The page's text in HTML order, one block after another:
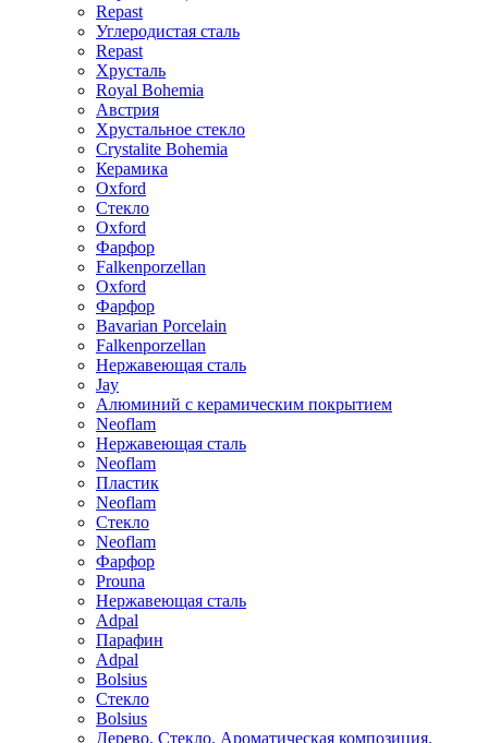
Repast
Углеродистая сталь
Repast
Хрусталь
Royal Bohemia
Австрия
Хрустальное стекло
Crystalite Bohemia
Керамика
Oxford
Стекло
Oxford
Фарфор
Falkenporzellan
Oxford
Фарфор
Bavarian Porcelain
Falkenporzellan
Нержавеющая сталь
Jay
Алюминий с керамическим покрытием
Neoflam
Нержавеющая сталь
Neoflam
Пластик
Neoflam
Стекло
Neoflam
Фарфор
Prouna
Нержавеющая сталь
Adpal
Парафин
Adpal
Bolsius
Стекло
Bolsius
Дерево. Стекло. Ароматическая композиция.